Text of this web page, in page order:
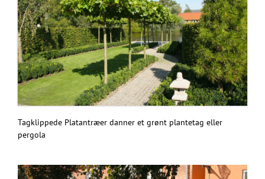
Tagklippede Platantræer danner et grønt plantetag eller
pergola